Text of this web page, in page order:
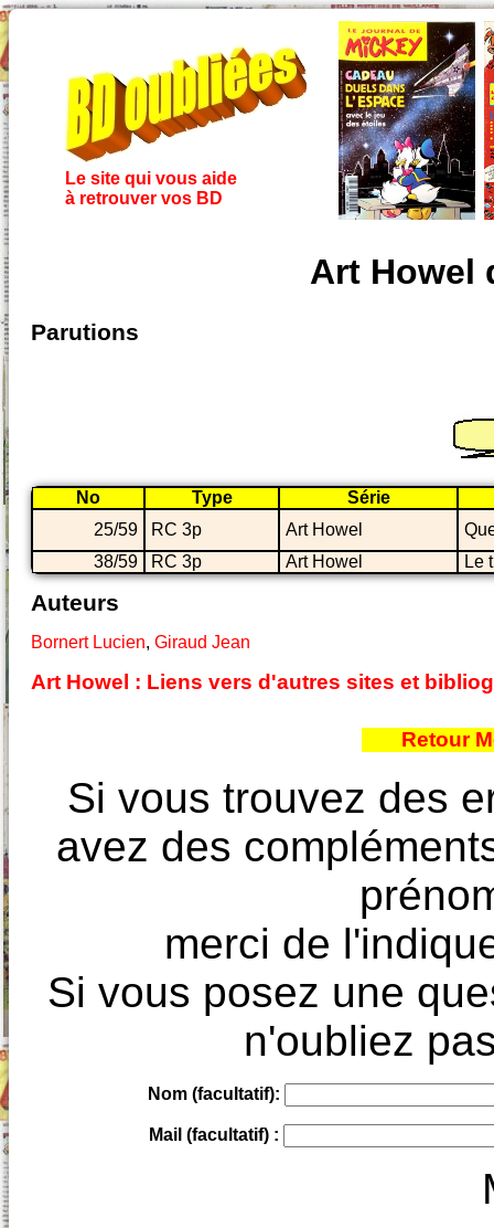
Le site qui vous aide
à retrouver vos BD
Art Howel
Parutions
No Type
Série
25/59
RC 3p Art Howel
38/59
RC 3p Art Howel Le
Auteurs
Bornert Lucien, Giraud Jean
Art Howel : Liens vers d'autres sites et
Retour
Si vous trouvez des
avez des
merci de
Si vous posez une
n'oubliez
Nom (facultatif):
Mail (facultatif) :